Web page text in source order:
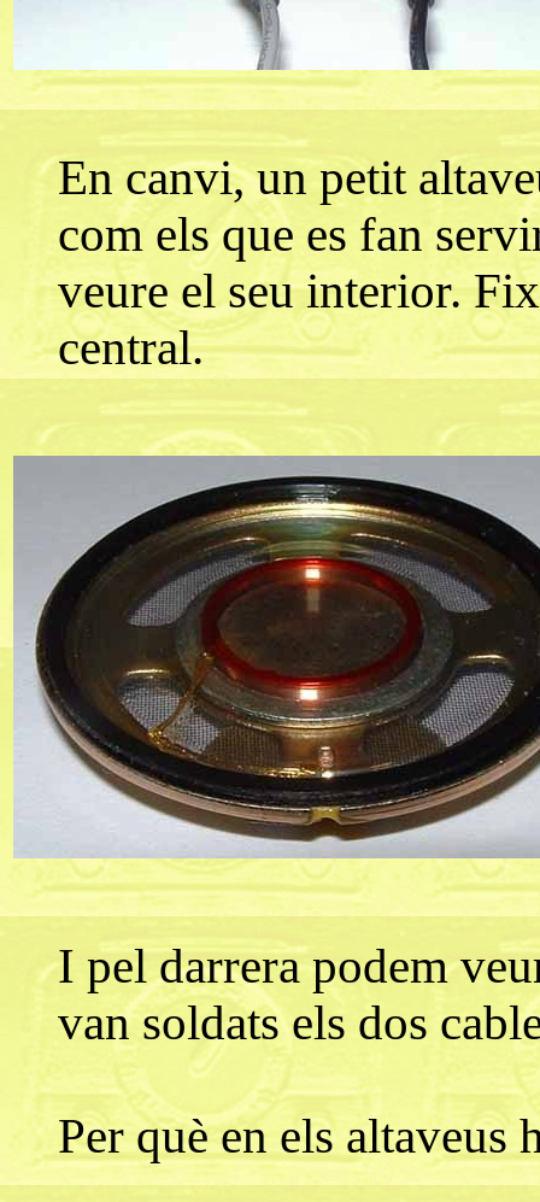
En canvi, un petit
com els que es fan
veure el seu interior.
central.
I pel darrera podem
van soldats els dos
Per què en els altaveus